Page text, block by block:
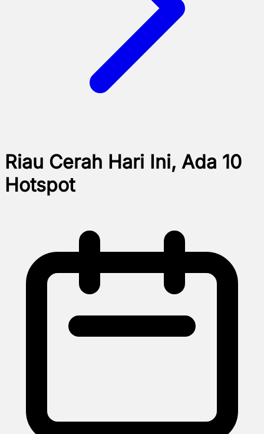
Riau Cerah Hari Ini, Ada 10
Hotspot